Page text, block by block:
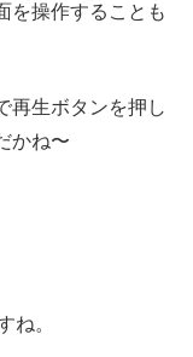
を操作することも
再生ボタンを押し
かね〜
ね。